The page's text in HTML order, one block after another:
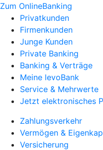
Zum OnlineBanking
Privatkunden
Firmenkunden
Junge Kunden
Private Banking
Banking & Verträge
Meine levoBank
Service & Mehrwerte
Jetzt elektronisches
Zahlungsverkehr
Vermögen &
Versicherung